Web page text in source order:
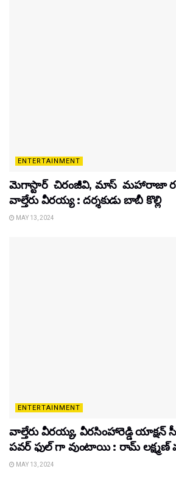
ENTERTAINMENT
మెగాస్టార్ చిరంజీవి, మాస్ మహారాజా
వాల్తేరు వీరయ్య : దర్శకుడు బాబీ కొల్లి
MAY 13, 2024
ENTERTAINMENT
వాల్తేరు వీరయ్య, వీరసింహారెడ్డి యాక్షన్
పవర్ ఫుల్ గా వుంటాయి : రామ్ లక్ష్మణ్
MAY 13, 2024